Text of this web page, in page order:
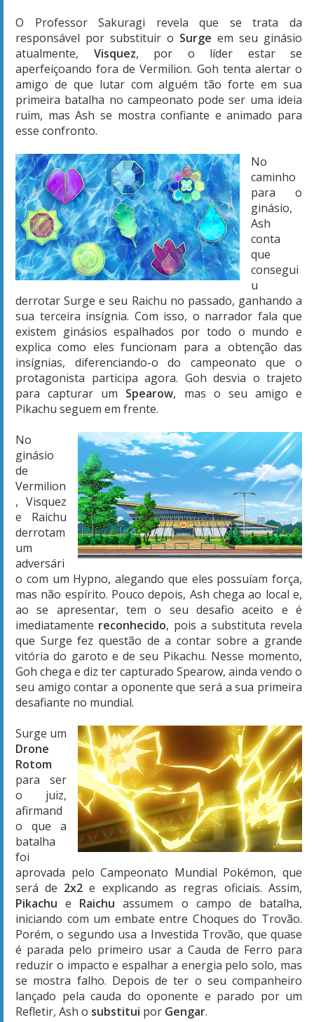
O Professor Sakuragi revela que se trata da
responsável por substituir o Surge em seu ginásio
atualmente, Visquez, por o líder estar se
aperfeiçoando fora de Vermilion. Goh tenta alertar o
amigo de que lutar com alguém tão forte em sua
primeira batalha no campeonato pode ser uma ideia
ruim, mas Ash se mostra confiante e animado para
esse confronto.
No
caminho
para o
ginásio,
Ash
conta
que
consegui
u
derrotar Surge e seu Raichu no passado, ganhando a
sua terceira insígnia. Com isso, o narrador fala que
existem ginásios espalhados por todo o mundo e
explica como eles funcionam para a obtenção das
insígnias, diferenciando-o do campeonato que o
protagonista participa agora. Goh desvia o trajeto
para capturar um Spearow, mas o seu amigo e
Pikachu seguem em frente.
No
ginásio
de
Vermilion
, Visquez
e Raichu
derrotam
um
adversári
o com um Hypno, alegando que eles possuíam força,
mas não espírito. Pouco depois, Ash chega ao local e,
ao se apresentar, tem o seu desafio aceito e é
imediatamente reconhecido, pois a substituta revela
que Surge fez questão de a contar sobre a grande
vitória do garoto e de seu Pikachu. Nesse momento,
Goh chega e diz ter capturado Spearow, ainda vendo o
seu amigo contar a oponente que será a sua primeira
desafiante no mundial.
Surge um
Drone
Rotom
para ser
o juiz,
afirmand
o que a
batalha
foi
aprovada pelo Campeonato Mundial Pokémon, que
será de 2x2 e explicando as regras oficiais. Assim,
Pikachu e Raichu assumem o campo de batalha,
iniciando com um embate entre Choques do Trovão.
Porém, o segundo usa a Investida Trovão, que quase
é parada pelo primeiro usar a Cauda de Ferro para
reduzir o impacto e espalhar a energia pelo solo, mas
se mostra falho. Depois de ter o seu companheiro
lançado pela cauda do oponente e parado por um
Refletir, Ash o substitui por Gengar.